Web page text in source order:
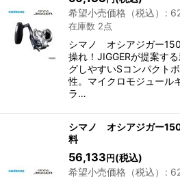
希望小売価格（税込）
:
在庫数 2点
シマノ オシアジガー
操れ！JIGGERが提案す
グしやすいSコンパクト
性。マイクロモジュール
ラ…
シマノ オシアジガー
料
56,133 円 (税込)
希望小売価格（税込）
: